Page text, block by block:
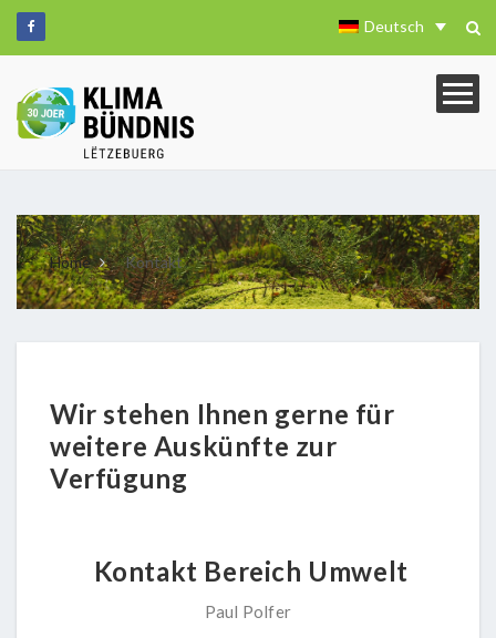
Deutsch
Home Kontakt
Wir stehen Ihnen gerne für
weitere Auskünfte zur
Verfügung
Kontakt Bereich Umwelt
Paul Polfer